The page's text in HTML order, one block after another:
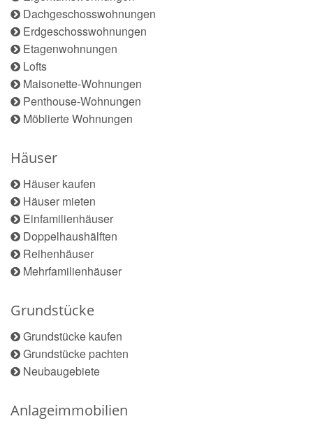
Dachgeschosswohnungen
Erdgeschosswohnungen
Etagenwohnungen
Lofts
Maisonette-Wohnungen
Penthouse-Wohnungen
Möblierte Wohnungen
Häuser
Häuser kaufen
Häuser mieten
Einfamilienhäuser
Doppelhaushälften
Reihenhäuser
Mehrfamilienhäuser
Grundstücke
Grundstücke kaufen
Grundstücke pachten
Neubaugebiete
Anlageimmobilien